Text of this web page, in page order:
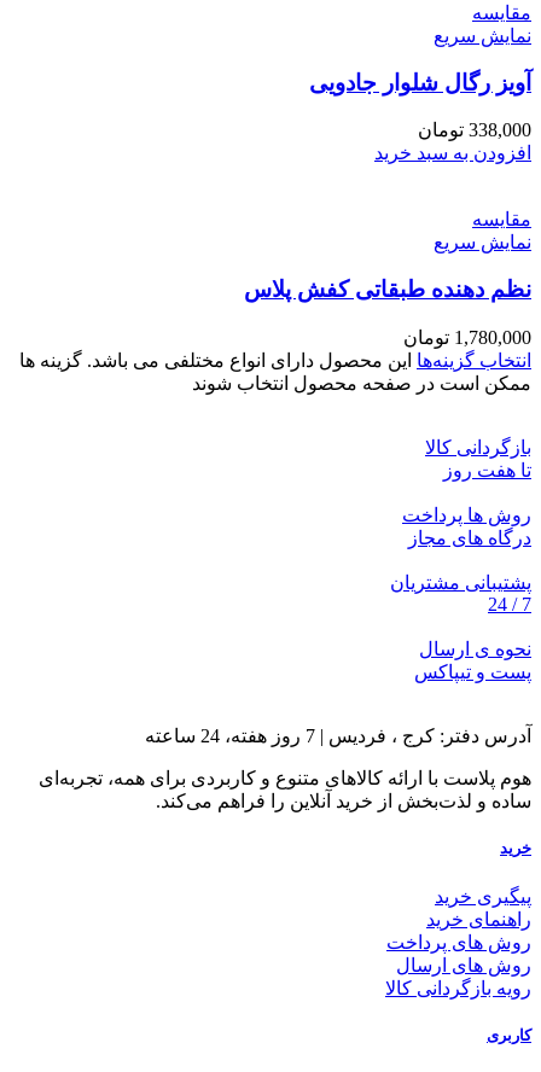
مقايسه
نمایش سریع
آویز رگال شلوار جادویی
338,000 تومان
افزودن به سبد خرید
مقايسه
نمایش سریع
نظم دهنده طبقاتی کفش پلاس
1,780,000 تومان
انتخاب گزینه‌ها این محصول دارای انواع مختلفی می باشد. گزینه ها
ممکن است در صفحه محصول انتخاب شوند
بازگردانی کالا
تا هفت روز
روش ها پرداخت
درگاه های مجاز
پشتیبانی مشتریان
7 / 24
نحوه ی ارسال
پست و تیپاکس
آدرس دفتر: کرج ، فردیس | 7 روز هفته، 24 ساعته
هوم پلاست با ارائه کالاهای متنوع و کاربردی برای همه، تجربه‌ای
ساده و لذت‌بخش از خرید آنلاین را فراهم می‌کند.
خرید
پیگیری خرید
راهنمای خرید
روش های پرداخت
روش های ارسال
رویه بازگردانی کالا
کاربری